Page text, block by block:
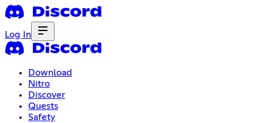
Log In
Download
Nitro
Discover
Quests
Safety